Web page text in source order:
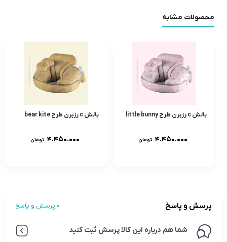
محصولات مشابه
بالش c رزبرن طرح little bunny
۴.۴۵۰.۰۰۰ تومان
بالش c رزبرن طرح bear kite
۴.۴۵۰.۰۰۰ تومان
پرسش و پاسخ 0 پرسش و پاسخ
شما هم درباره این کالا پرسش ثبت کنید